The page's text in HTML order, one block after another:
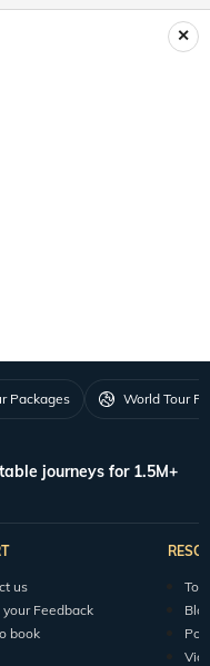
Packages World Tour
journeys for 1.5M+
us
your Feedback
book